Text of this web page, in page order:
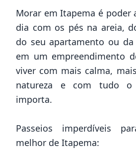
Morar em Itapema é poder
dia com os pés na areia,
do seu apartamento ou
em um empreendimento
viver com mais calma,
natureza e com tudo o
importa.
Passeios imperdíveis
melhor de Itapema: